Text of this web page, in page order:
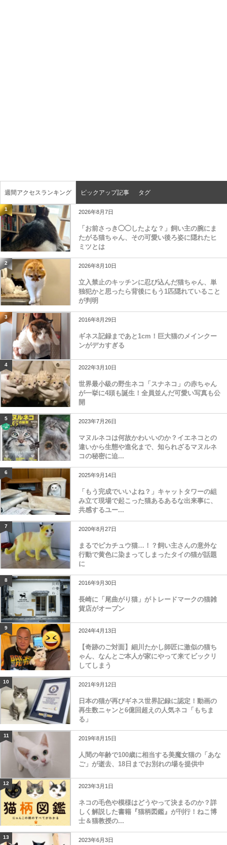
週間アクセスランキング ピックアップ記事 タグ
1 2026年8月7日
「お前さっき◯◯したよな？」飼い主の腕にま
たがる猫ちゃん、その可愛い後ろ姿に隠れたヒ
ミツとは
2 2026年8月10日
立入禁止のキッチンに忍び込んだ猫ちゃん、単
独犯かと思ったら背後にもう1匹隠れていること
が判明
3 2016年8月29日
ギネス記録まであと1cm！巨大猫のメインクー
ンがデカすぎる
4 2022年3月10日
世界最小級の野生ネコ「スナネコ」の赤ちゃん
が一挙に4頭も誕生！全員並んだ可愛い写真も公
開
5 2023年7月26日
マヌルネコは何故かわいいのか？イエネコとの
違いから生態や進化まで、知られざるマヌルネ
コの秘密に迫...
6 2025年9月14日
「もう完成でいいよね？」キャットタワーの組
み立て現場で起こった猫あるあるな出来事に、
共感するユー...
7 2020年8月27日
まるでピカチュウ猫…！？飼い主さんの意外な
行動で黄色に染まってしまったタイの猫が話題
に
8 2016年9月30日
長崎に「尾曲がり猫」がトレードマークの猫雑
貨店がオープン
9 2024年4月13日
【奇跡のご対面】細川たかし師匠に激似の猫ち
ゃん、なんとご本人が家にやって来てビックリ
してしまう
10 2021年9月12日
日本の猫が再びギネス世界記録に認定！動画の
再生数ニャンと6億回超えの人気ネコ「もちま
る」
11 2019年8月15日
人間の年齢で100歳に相当する美魔女猫の「あな
ご」が逝去、18日までお別れの場を提供中
12 2023年3月1日
ネコの毛色や模様はどうやって決まるのか？詳
しく解説した書籍『猫柄図鑑』が刊行！ねこ博
士＆猫教授の...
13 2023年6月3日